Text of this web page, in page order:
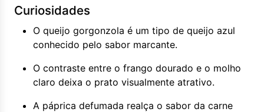
Curiosidades
O queijo gorgonzola é um tipo de queijo azul
conhecido pelo sabor marcante.
O contraste entre o frango dourado e o molho
claro deixa o prato visualmente atrativo.
A páprica defumada realça o sabor da carne